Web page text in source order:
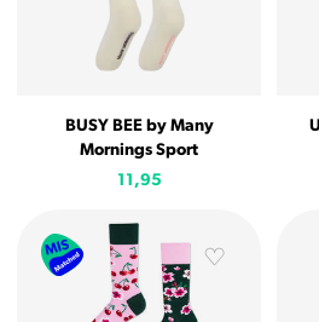
BUSY BEE by Many
Mornings Sport
11,95